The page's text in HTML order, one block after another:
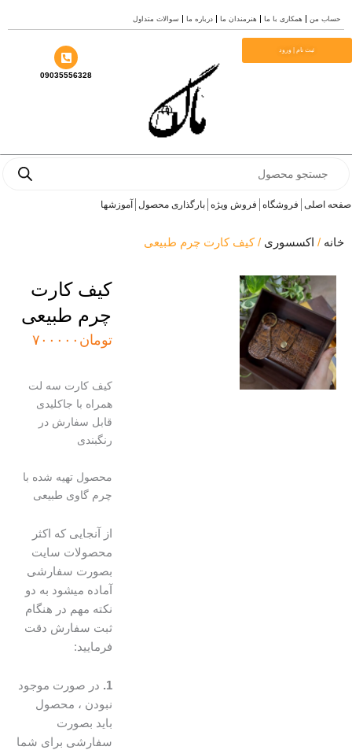
من همکاری با ما هنرمندان ما درباره ما سوالات متداول
ثبت نام | ورود
09035556328
فروشگاه فروش ویژه بارگذاری محصول آموزشها
/اکسسوری/ کیف کارت چرم طبیعی
کیف کارت
چرم طبیعی
تومان۷۰۰۰۰۰
کیف کارت سه لت
همراه با جاکلیدی
قابل سفارش در
رنگبندی
محصول تهیه شده با
چرم گاوی طبیعی
از آنجایی که اکثر
محصولات سایت
بصورت سفارشی
آماده میشود به دو
نکته مهم در هنگام
ثبت سفارش دقت
فرمایید:
در صورت موجود
نبودن ، محصول
باید بصورت
سفارشی برای شما